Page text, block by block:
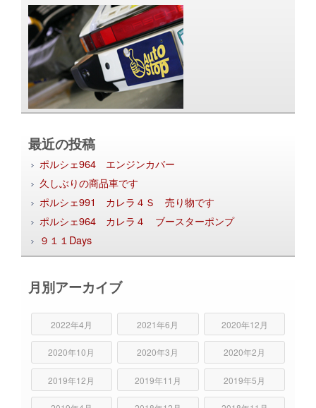
最近の投稿
ポルシェ964 エンジンカバー
久しぶりの商品車です
ポルシェ991 カレラ４Ｓ 売り物です
ポルシェ964 カレラ４ ブースターポンプ
９１１Days
月別アーカイブ
2022年4月 2021年6月 2020年12月
2020年10月 2020年3月 2020年2月
2019年12月 2019年11月 2019年5月